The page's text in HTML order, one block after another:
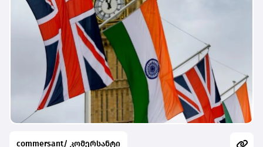
commersant/ კომერსანტი